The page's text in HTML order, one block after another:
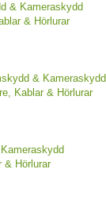
& Kameraskydd
& Hörlurar
& Kameraskydd
Kablar & Hörlurar
& Hörlurar